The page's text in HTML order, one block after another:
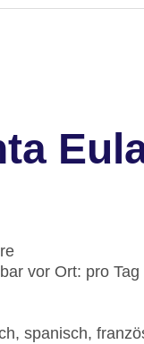
vor Ort: pro
spanisch,